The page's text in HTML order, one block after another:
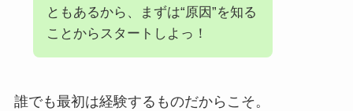
ともあるから、まずは“原因”を知る
ことからスタートしよっ！
誰でも最初は経験するものだからこそ。